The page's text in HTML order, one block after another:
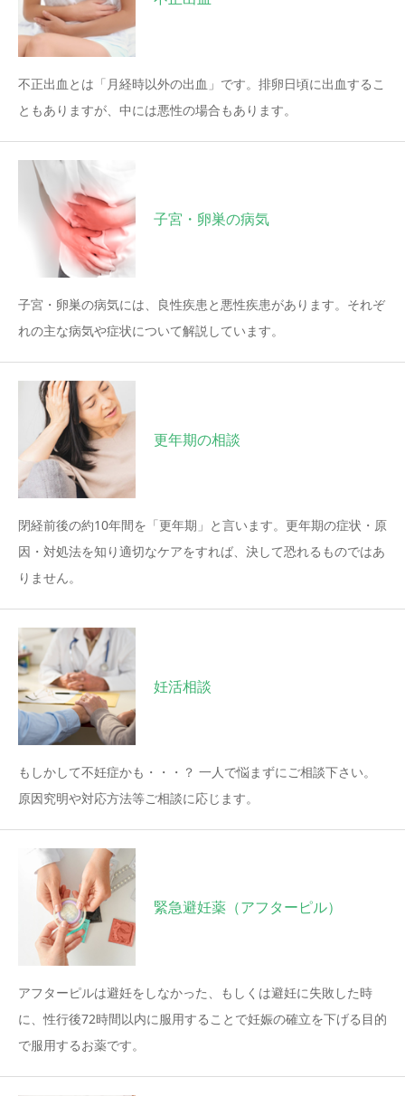
不正出血とは「月経時以外の出血」です。排卵日頃に出血するこ
ともありますが、中には悪性の場合もあります。
子宮・卵巣の病気
子宮・卵巣の病気には、良性疾患と悪性疾患があります。それぞ
れの主な病気や症状について解説しています。
更年期の相談
閉経前後の約10年間を「更年期」と言います。更年期の症状・原
因・対処法を知り適切なケアをすれば、決して恐れるものではあ
りません。
妊活相談
もしかして不妊症かも・・・？ 一人で悩まずにご相談下さい。
原因究明や対応方法等ご相談に応じます。
緊急避妊薬（アフターピル）
アフターピルは避妊をしなかった、もしくは避妊に失敗した時
に、性行後72時間以内に服用することで妊娠の確立を下げる目的
で服用するお薬です。